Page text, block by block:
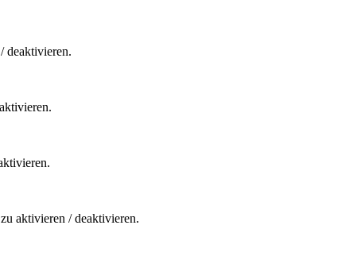
deaktivieren.
aktivieren / deaktivieren.